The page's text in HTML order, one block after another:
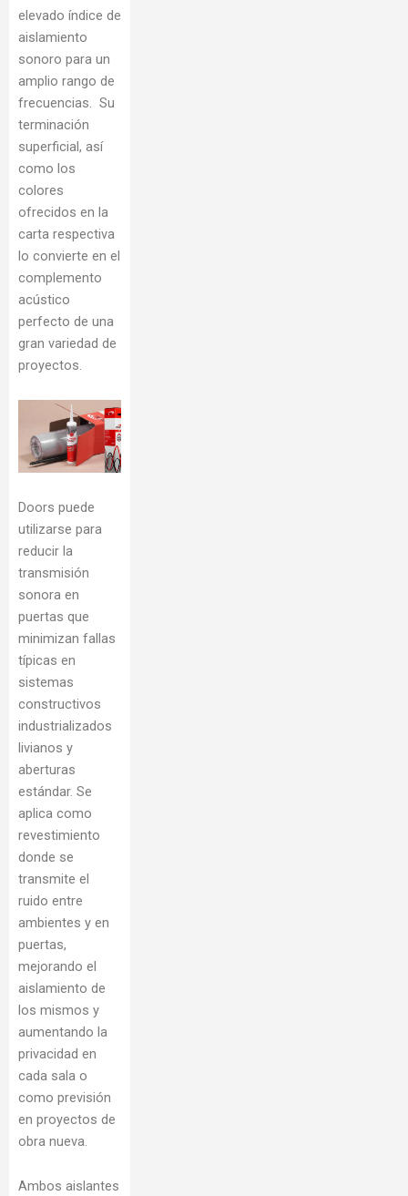
elevado índice de
aislamiento
sonoro para un
amplio rango de
frecuencias. Su
terminación
superficial, así
como los
colores
ofrecidos en la
carta respectiva
lo convierte en el
complemento
acústico
perfecto de una
gran variedad de
proyectos.
Doors puede
utilizarse para
reducir la
transmisión
sonora en
puertas que
minimizan fallas
típicas en
sistemas
constructivos
industrializados
livianos y
aberturas
estándar. Se
aplica como
revestimiento
donde se
transmite el
ruido entre
ambientes y en
puertas,
mejorando el
aislamiento de
los mismos y
aumentando la
privacidad en
cada sala o
como previsión
en proyectos de
obra nueva.
Ambos aislantes